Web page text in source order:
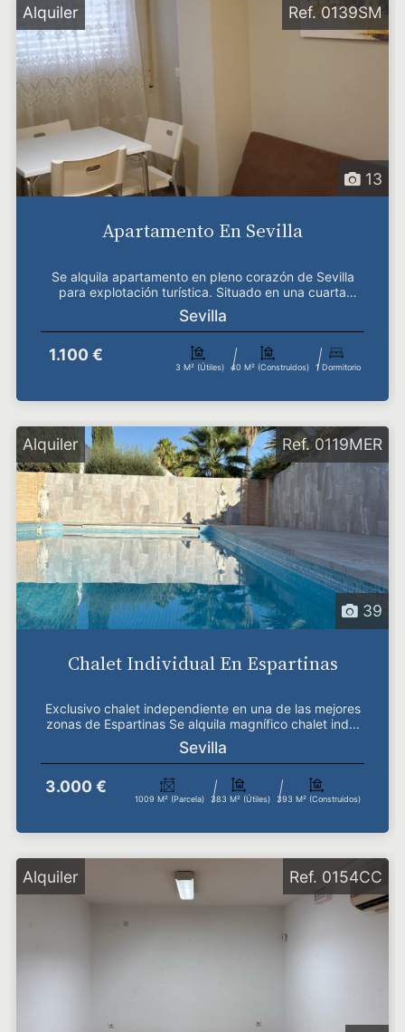
Alquiler
13
Ref. 0139SM
Apartamento En Sevilla
Se alquila apartamento en pleno corazón de Sevilla
para explotación turística. Situado en una cuarta
plan...
Sevilla
1.100 €
3 M² (útiles) 40 M² (construidos) 1 Dormitorio
Alquiler
39
Ref. 0119MER
Chalet Individual En Espartinas
Exclusivo chalet independiente en una de las mejores
zonas de Espartinas Se alquila magnífico chalet ind...
Sevilla
3.000 €
1009 M² (parcela) 383 M² (útiles) 393 M² (construidos)
Alquiler Ref. 0154CC